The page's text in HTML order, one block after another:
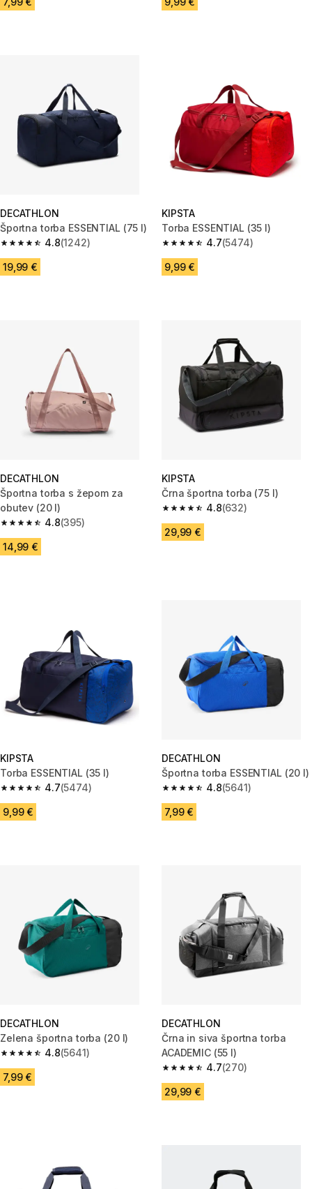
DECATHLON
Športna torba ESSENTIAL (75 l)
4.8
4.8 od 5 zvezdic from 1242 ocene
(1242)
19,99 €
KIPSTA
Torba ESSENTIAL (35 l)
4.7
4.7 od 5 zvezdic from 5474
(5474)
9,99 €
DECATHLON
Športna torba s žepom za
obutev (20 l)
4.8
4.8 od 5 zvezdic from 395 ocene
(395)
14,99 €
KIPSTA
Črna športna torba (75 l)
4.8
4.8 od 5 zvezdic from 632
(632)
29,99 €
KIPSTA
Torba ESSENTIAL (35 l)
4.7
4.7 od 5 zvezdic from 5474 ocene
(5474)
9,99 €
DECATHLON
Športna torba ESSENTIAL (20 l)
4.8
4.8 od 5 zvezdic from 5641
(5641)
7,99 €
DECATHLON
Zelena športna torba (20 l)
4.8
4.8 od 5 zvezdic from 5641 ocene
(5641)
7,99 €
DECATHLON
Črna in siva športna torba
ACADEMIC (55 l)
4.7
4.7 od 5 zvezdic from 270
(270)
29,99 €